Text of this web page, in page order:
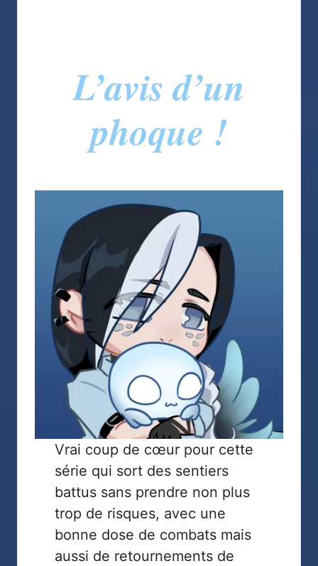
L’avis d’un
phoque !
Vrai coup de cœur pour cette
série qui sort des sentiers
battus sans prendre non plus
trop de risques, avec une
bonne dose de combats mais
aussi de retournements de